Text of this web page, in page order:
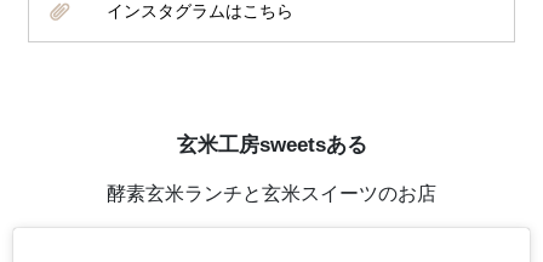
インスタグラムはこちら
玄米工房sweetsある
酵素玄米ランチと玄米スイーツのお店